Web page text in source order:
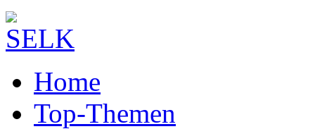
Home
Top-Themen